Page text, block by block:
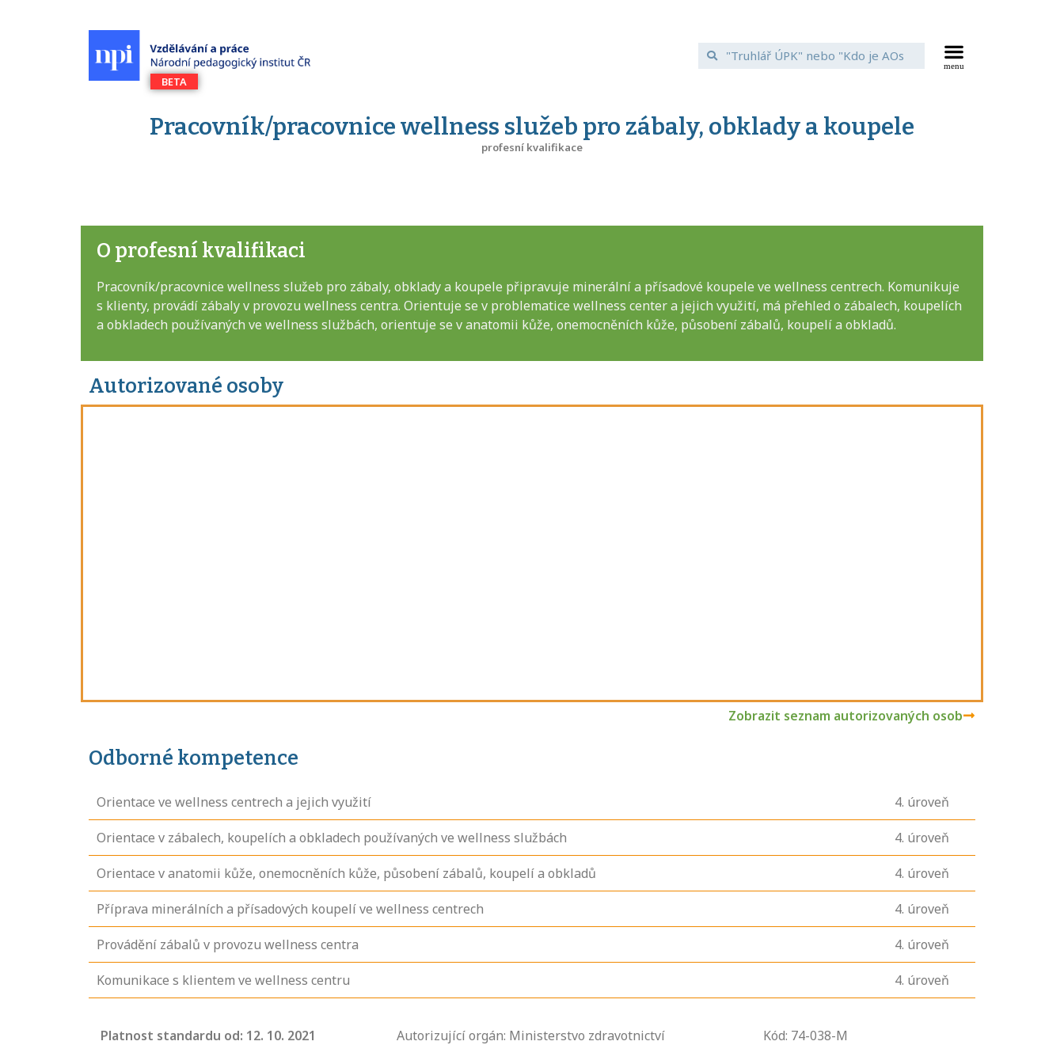
Pracovník/pracovnice wellness služeb pro zábaly, obklady a koupele
profesní kvalifikace
O profesní kvalifikaci
Pracovník/pracovnice wellness služeb pro zábaly, obklady a koupele připravuje minerální a přísadové koupele ve wellness centrech. Komunikuje
s klienty, provádí zábaly v provozu wellness centra. Orientuje se v problematice wellness center a jejich využití, má přehled o zábalech, koupelích
a obkladech používaných ve wellness službách, orientuje se v anatomii kůže, onemocněních kůže, působení zábalů, koupelí a obkladů.
Autorizované osoby
Zobrazit seznam autorizovaných osob
Odborné kompetence
Orientace ve wellness centrech a jejich využití 4. úroveň
Orientace v zábalech, koupelích a obkladech používaných ve wellness službách 4. úroveň
Orientace v anatomii kůže, onemocněních kůže, působení zábalů, koupelí a obkladů 4. úroveň
Příprava minerálních a přísadových koupelí ve wellness centrech 4. úroveň
Provádění zábalů v provozu wellness centra 4. úroveň
Komunikace s klientem ve wellness centru 4. úroveň
Platnost standardu od: 12. 10. 2021
Autorizující orgán: Ministerstvo zdravotnictví
Kód: 74-038-M
Projděte si
profesních
přihlásit ke